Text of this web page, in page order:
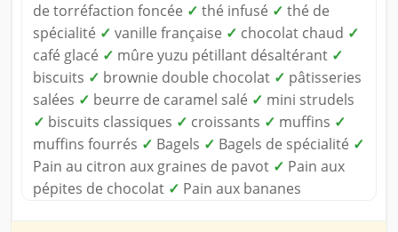
de torréfaction foncée ✓ thé infusé ✓ thé de
spécialité ✓ vanille française ✓ chocolat chaud ✓
café glacé ✓ mûre yuzu pétillant désaltérant ✓
biscuits ✓ brownie double chocolat ✓ pâtisseries
salées ✓ beurre de caramel salé ✓ mini strudels
✓ biscuits classiques ✓ croissants ✓ muffins ✓
muffins fourrés ✓ Bagels ✓ Bagels de spécialité ✓
Pain au citron aux graines de pavot ✓ Pain aux
pépites de chocolat ✓ Pain aux bananes